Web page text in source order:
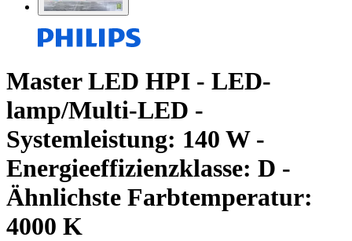
Master LED HPI - LED-
lamp/Multi-LED -
Systemleistung: 140 W -
Energieeffizienzklasse: D -
Ähnlichste Farbtemperatur:
4000 K